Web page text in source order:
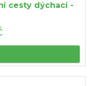
cesty dýchací -